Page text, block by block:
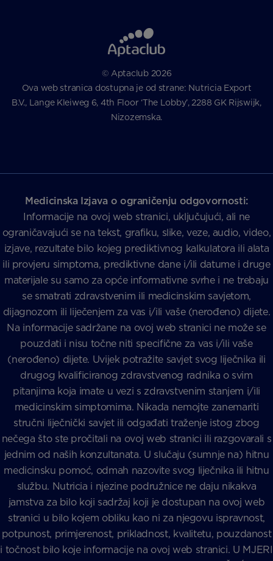
© Aptaclub 2026
Ova web stranica dostupna je od strane: Nutricia Export
B.V., Lange Kleiweg 6, 4th Floor ‘The Lobby’, 2288 GK Rijswijk,
Nizozemska.
Medicinska Izjava o ograničenju odgovornosti:
Informacije na ovoj web stranici, uključujući, ali ne
ograničavajući se na tekst, grafiku, slike, veze, audio, video,
izjave, rezultate bilo kojeg prediktivnog kalkulatora ili alata
ili provjeru simptoma, prediktivne dane i/ili datume i druge
materijale su samo za opće informativne svrhe i ne trebaju
se smatrati zdravstvenim ili medicinskim savjetom,
dijagnozom ili liječenjem za vas i/ili vaše (nerođeno) dijete.
Na informacije sadržane na ovoj web stranici ne može se
pouzdati i nisu točne niti specifične za vas i/ili vaše
(nerođeno) dijete. Uvijek potražite savjet svog liječnika ili
drugog kvalificiranog zdravstvenog radnika o svim
pitanjima koja imate u vezi s zdravstvenim stanjem i/ili
medicinskim simptomima. Nikada nemojte zanemariti
stručni liječnički savjet ili odgađati traženje istog zbog
nečega što ste pročitali na ovoj web stranici ili razgovarali s
jednim od naših konzultanata. U slučaju (sumnje na) hitnu
medicinsku pomoć, odmah nazovite svog liječnika ili hitnu
službu. Nutricia i njezine podružnice ne daju nikakva
jamstva za bilo koji sadržaj koji je dostupan na ovoj web
stranici u bilo kojem obliku kao ni za njegovu ispravnost,
potpunost, primjerenost, prikladnost, kvalitetu, pouzdanost
i točnost bilo koje informacije na ovoj web stranici. U MJERI